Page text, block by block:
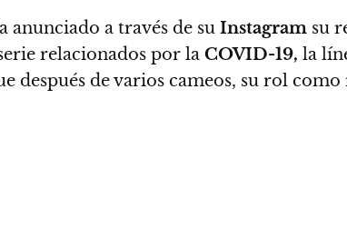
anunciado a través de su Instagram su
relacionados por la COVID-19, la
después de varios cameos, su rol